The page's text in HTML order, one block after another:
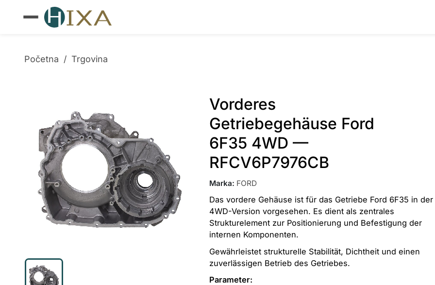
Početna / Trgovina
Vorderes
Getriebegehäuse Ford
6F35 4WD —
RFCV6P7976CB
Marka: FORD
Das vordere Gehäuse ist für das Getriebe Ford 6F35 in der
4WD-Version vorgesehen. Es dient als zentrales
Strukturelement zur Positionierung und Befestigung der
internen Komponenten.
Gewährleistet strukturelle Stabilität, Dichtheit und einen
zuverlässigen Betrieb des Getriebes.
Parameter: